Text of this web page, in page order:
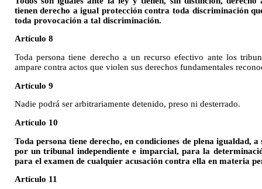
tienen derecho a igual protección contra toda discriminación
toda provocación a tal discriminación.
Artículo 8
Toda persona tiene derecho a un recurso efectivo ante los
ampare contra actos que violen sus derechos fundamentales
Artículo 9
Nadie podrá ser arbitrariamente detenido, preso ni desterrado.
Artículo 10
Toda persona tiene derecho, en condiciones de plena igualdad,
por un tribunal independiente e imparcial, para la
para el examen de cualquier acusación contra ella en materia
Artículo 11